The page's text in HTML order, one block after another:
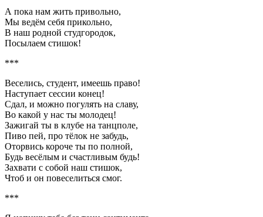
А пока нам жить привольно,
Мы ведём себя прикольно,
В наш родной студгородок,
Посылаем стишок!
***
Веселись, студент, имеешь право!
Наступает сессии конец!
Сдал, и можно погулять на славу,
Во какой у нас ты молодец!
Зажигай ты в клубе на танцполе,
Пиво пей, про тёлок не забудь,
Оторвись короче ты по полной,
Будь весёлым и счастливым будь!
Захвати с собой наш стишок,
Чтоб и он повеселиться смог.
***